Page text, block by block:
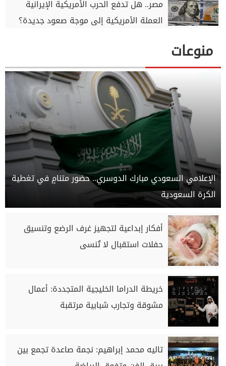
مصر.. هل تدفع الحرب الأمريكية الإيرانية
العملة الأمريكية إلى موجة صعود جديدة؟
منوعات
الإعلامي السعودي مبارك الدوسري.. حضور متنامٍ في تغطية
الكرة السعودية
أفكار إبداعية لتجهيز غرف الرضع وتنسيق
حفلات استقبال لا تُنسى
خريطة الدراما الخليجية المتجددة: أعمال
مشوقة وتجارب شبابية مرتقبة
تاليه محمد إبراهيم: نجمة صاعدة تجمع بين